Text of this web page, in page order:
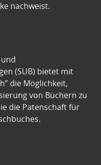
nachweist.
(SUB) bietet mit
die Möglichkeit,
von Büchern zu
die Patenschaft für